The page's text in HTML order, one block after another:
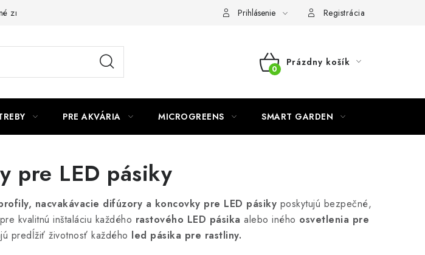
značky Podmienky o ochrane osobných údajov
Prihlásenie Registrácia
NÁKUPNÝ
Prázdny košík
PRE AKVÁRIA MICROGREENS SMART GARDEN
pre LED pásiky
nacvakávacie difúzory a koncovky pre LED pásiky poskytujú bezpečné,
kvalitnú inštaláciu každého rastového LED pásika alebo iného osvetlenia pre
predĺžiť životnosť každého led pásika pre rastliny.